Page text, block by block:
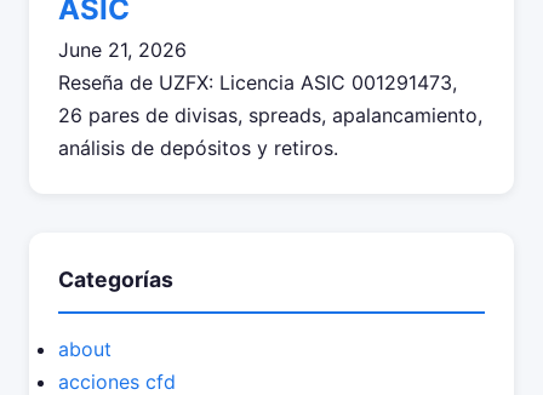
ASIC
June 21, 2026
Reseña de UZFX: Licencia ASIC 001291473,
26 pares de divisas, spreads, apalancamiento,
análisis de depósitos y retiros.
Categorías
about
acciones cfd